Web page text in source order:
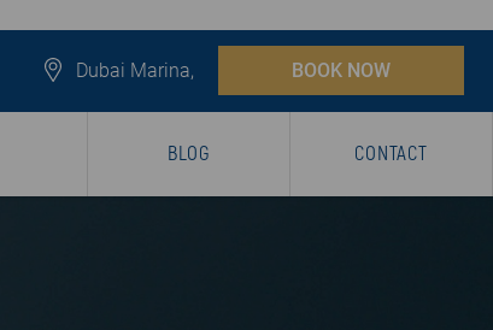
Dubai Marina, BOOK NOW
BLOG CONTACT